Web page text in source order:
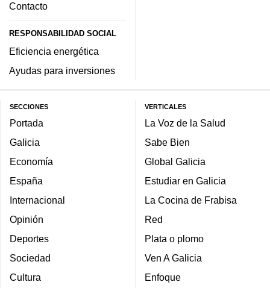
Contacto
RESPONSABILIDAD SOCIAL
Eficiencia energética
Ayudas para inversiones
SECCIONES
Portada
Galicia
Economía
España
Internacional
Opinión
Deportes
Sociedad
Cultura
VERTICALES
La Voz de la Salud
Sabe Bien
Global Galicia
Estudiar en Galicia
La Cocina de Frabisa
Red
Plata o plomo
Ven A Galicia
Enfoque